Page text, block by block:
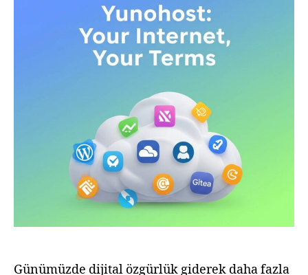
Kontrolünü
Ele
Al
Günümüzde dijital özgürlük giderek daha fazla